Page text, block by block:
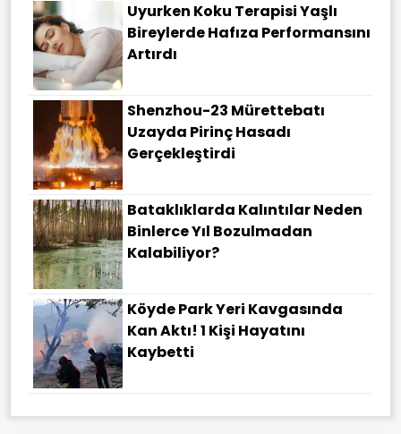
Uyurken Koku Terapisi Yaşlı
Bireylerde Hafıza Performansını
Artırdı
Shenzhou-23 Mürettebatı
Uzayda Pirinç Hasadı
Gerçekleştirdi
Bataklıklarda Kalıntılar Neden
Binlerce Yıl Bozulmadan
Kalabiliyor?
Köyde Park Yeri Kavgasında
Kan Aktı! 1 Kişi Hayatını
Kaybetti